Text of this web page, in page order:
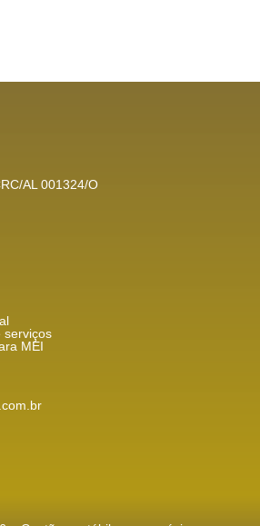
AL 001324/O
serviços
MEI